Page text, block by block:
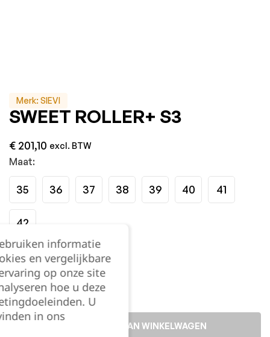
Merk: SIEVI
SWEET ROLLER+ S3
€ 201,10 excl. BTW
Maat:
35 36 37 38 39 40 41
42
Kies je aantal:
TOEVOEGEN AAN WINKELWAGEN
informatie
en vergelijkbare
op onze site
hoe u deze
U
in ons